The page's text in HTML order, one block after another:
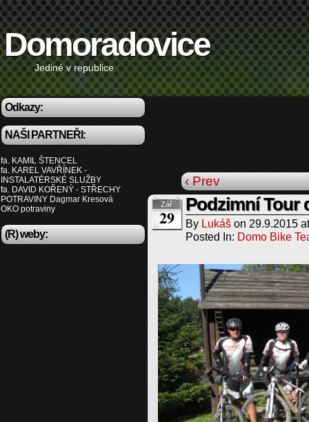
Domoradovice
Jediné v republice
Odkazy:
NAŠI PARTNEŘI:
fa. KAMIL ŠTENCEL
fa. KAREL VAVŘÍNEK -
INSTALATÉRSKÉ SLUŽBY
fa. DAVID KOŘENÝ - STŘECHY
POTRAVINY Dagmar Kresová
OKO potraviny
(R) weby:
‹ Prev
Zář
29
Podzimní Tour
By Lukáš on 29.9.2015
Posted In: Domo Bike